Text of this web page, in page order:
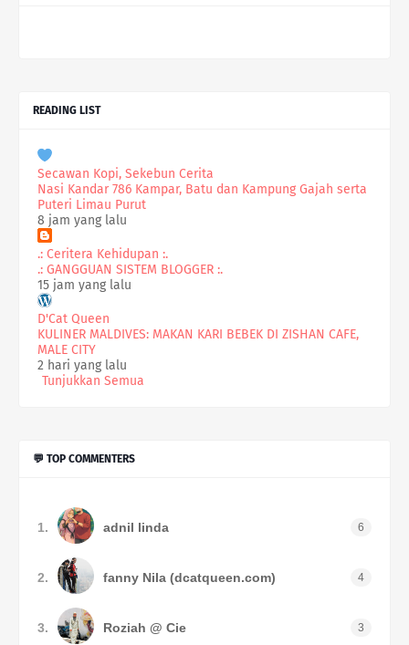
READING LIST
Secawan Kopi, Sekebun Cerita
Nasi Kandar 786 Kampar, Batu dan Kampung Gajah serta
Puteri Limau Purut
8 jam yang lalu
.: Ceritera Kehidupan :.
.: GANGGUAN SISTEM BLOGGER :.
15 jam yang lalu
D'Cat Queen
KULINER MALDIVES: MAKAN KARI BEBEK DI ZISHAN CAFE,
MALE CITY
2 hari yang lalu
Tunjukkan Semua
💬 TOP COMMENTERS
1. adnil linda 6
2. fanny Nila (dcatqueen.com) 4
3. Roziah @ Cie 3